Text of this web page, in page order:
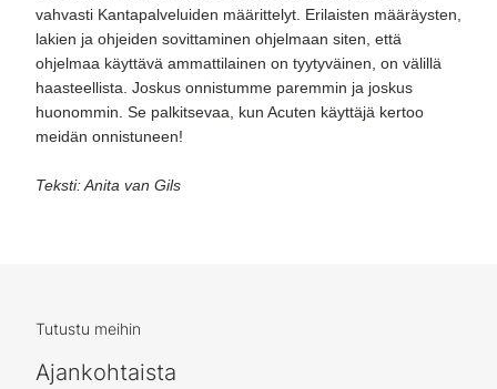
vahvasti Kantapalveluiden määrittelyt. Erilaisten määräysten,
lakien ja ohjeiden sovittaminen ohjelmaan siten, että
ohjelmaa käyttävä ammattilainen on tyytyväinen, on välillä
haasteellista. Joskus onnistumme paremmin ja joskus
huonommin. Se palkitsevaa, kun Acuten käyttäjä kertoo
meidän onnistuneen!
Teksti: Anita van Gils
Tutustu meihin
Ajankohtaista